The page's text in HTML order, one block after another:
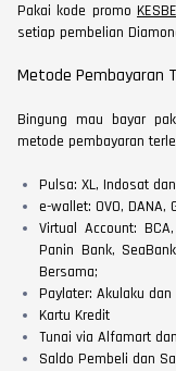
Pakai kode promo
setiap pembelian
Metode Pembayaran
Bingung mau bayar
metode pembayaran
Pulsa: XL, Indosat
e-wallet: OVO, DANA,
Virtual Account:
Panin Bank,
Bersama;
Paylater: Akulaku dan
Kartu Kredit
Tunai via Alfamart
Saldo Pembeli dan